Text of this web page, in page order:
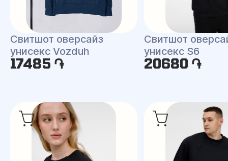
Свитшот оверсайз
унисекс Vozduh
17485 ֏
Свитшот
унисекс S6
20680 ֏